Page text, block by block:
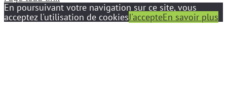
En poursuivant votre navigation sur ce site, vous
acceptez l'utilisation de cookiesJ'accepteEn savoir plus